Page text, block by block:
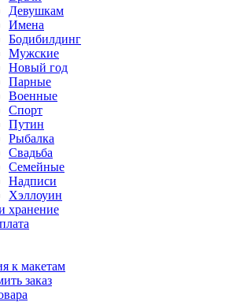
Девушкам
Имена
Бодибилдинг
Мужские
Новый год
Парные
Военные
Спорт
Путин
Рыбалка
Свадьба
Семейные
Надписи
Хэллоуин
хранение
к макетам
заказ